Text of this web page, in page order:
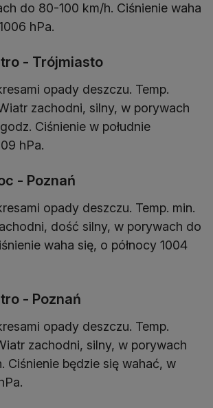
do 80-100 km/h. Ciśnienie waha
- Trójmiasto
opady deszczu. Temp.
zachodni, silny, w porywach
Ciśnienie w południe
- Poznań
opady deszczu. Temp. min.
dość silny, w porywach do
waha się, o północy 1004
- Poznań
opady deszczu. Temp.
zachodni, silny, w porywach
Ciśnienie będzie się wahać, w